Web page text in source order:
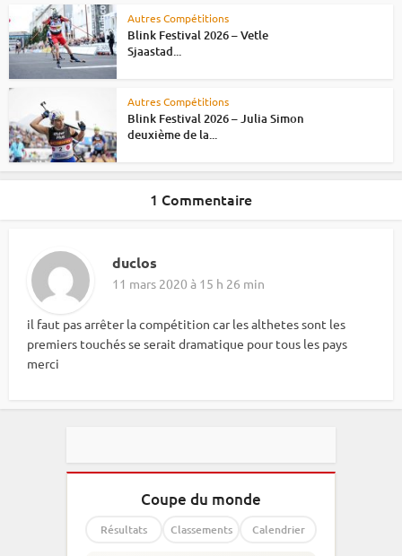
Autres Compétitions
Blink Festival 2026 – Vetle
Sjaastad...
Autres Compétitions
Blink Festival 2026 – Julia Simon
deuxième de la...
1 Commentaire
duclos
11 mars 2020 à 15 h 26 min
il faut pas arrêter la compétition car les althetes sont les
premiers touchés se serait dramatique pour tous les pays
merci
Coupe du monde
Résultats Classements Calendrier